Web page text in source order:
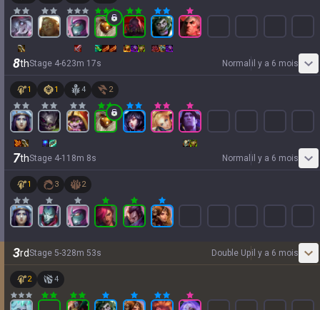
8thStage 4-623m 17s Normal il y a 6 mois
1 1 4 2
7thStage 4-1 18m 8s Normal il y a 6 mois
1 3 2
3rdStage 5-328m 53s Double Upil y a 6 mois
2 4